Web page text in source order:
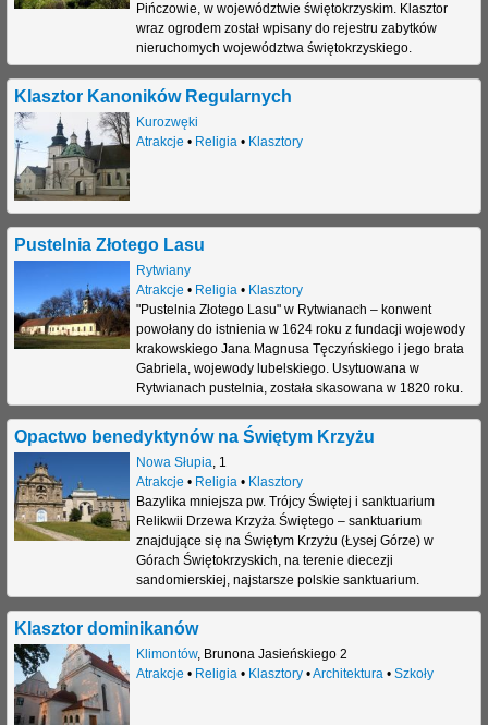
Pińczowie, w województwie świętokrzyskim. Klasztor
wraz ogrodem został wpisany do rejestru zabytków
nieruchomych województwa świętokrzyskiego.
Klasztor Kanoników Regularnych
Kurozwęki
Atrakcje • Religia• Klasztory
Pustelnia Złotego Lasu
Rytwiany
Atrakcje • Religia• Klasztory
"Pustelnia Złotego Lasu" w Rytwianach – konwent
powołany do istnienia w 1624 roku z fundacji wojewody
krakowskiego Jana Magnusa Tęczyńskiego i jego brata
Gabriela, wojewody lubelskiego. Usytuowana w
Rytwianach pustelnia, została skasowana w 1820 roku.
Opactwo benedyktynów na Świętym Krzyżu
Nowa Słupia, 1
Atrakcje • Religia• Klasztory
Bazylika mniejsza pw. Trójcy Świętej i sanktuarium
Relikwii Drzewa Krzyża Świętego – sanktuarium
znajdujące się na Świętym Krzyżu (Łysej Górze) w
Górach Świętokrzyskich, na terenie diecezji
sandomierskiej, najstarsze polskie sanktuarium.
Klasztor dominikanów
Klimontów, Brunona Jasieńskiego 2
Atrakcje • Religia • Klasztory•Architektura • Szkoły